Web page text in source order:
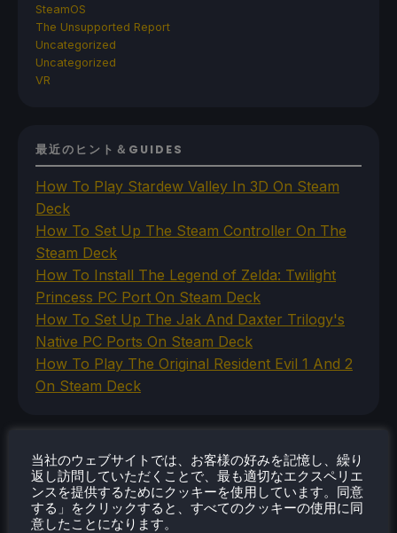
SteamOS
The Unsupported Report
Uncategorized
Uncategorized
VR
最近のヒント＆GUIDES
How To Play Stardew Valley In 3D On Steam
Deck
How To Set Up The Steam Controller On The
Steam Deck
How To Install The Legend of Zelda: Twilight
Princess PC Port On Steam Deck
How To Set Up The Jak And Daxter Trilogy's
Native PC Ports On Steam Deck
How To Play The Original Resident Evil 1 And 2
On Steam Deck
新着レビュー
当社のウェブサイトでは、お客様の好みを記憶し、繰り
返し訪問していただくことで、最も適切なエクスペリエ
ンスを提供するためにクッキーを使用しています。同意
する」をクリックすると、すべてのクッキーの使用に同
意したことになります。